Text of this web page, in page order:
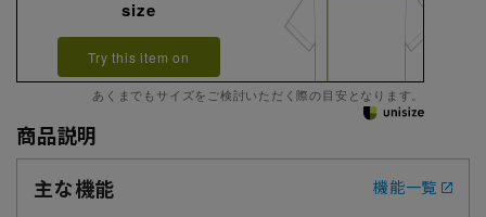
size
Try this item on
あくまでもサイズをご検討いただく際の目安となります。
商品説明
主な機能
機能一覧